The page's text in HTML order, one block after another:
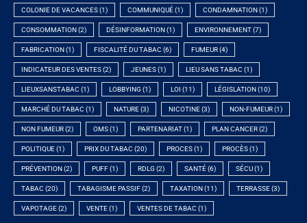
COLONIE DE VACANCES(1) COMMUNIQUÉ(1) CONDAMNATION (1)
CONSOMMATION (2) DÉSINFORMATION (1) ENVIRONNEMENT(7)
FABRICATION (1) FISCALITÉ DU TABAC (6) FUMEUR(4)
INDICATEUR DES VENTES(2) JEUNES(1) LIEU SANS TABAC (1)
LIEUXSANSTABAC (1) LOBBYING (1) LOI (11) LÉGISLATION (10)
MARCHÉ DU TABAC (1) NATURE(3) NICOTINE(3) NON-FUMEUR(1)
NON FUMEUR(2) OMS(1) PARTENARIAT(1) PLAN CANCER(2)
POLITIQUE(1) PRIX DU TABAC (20) PROCES(1) PROCÈS(1)
PRÉVENTION (2) PUFF(1) RDLG (2) SANTÉ(6) SÉCU(1)
TABAC (20) TABAGISME PASSIF(2) TAXATION (11) TERRASSE(3)
VAPOTAGE(2) VENTE(1) VENTES DE TABAC (1)